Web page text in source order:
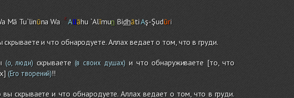
Mā Tu`linūna Wa Allāhu `Alīmun BidhātiAş-Şudūri
и что обнародуете. Аллах ведает о том, что в груди.
(о, люди)скрываете(в своих душах) и что обнаруживаете [то, что
(Его творений)!!
скрываете и что обнародуете. Аллах ведает о том, что в груди.